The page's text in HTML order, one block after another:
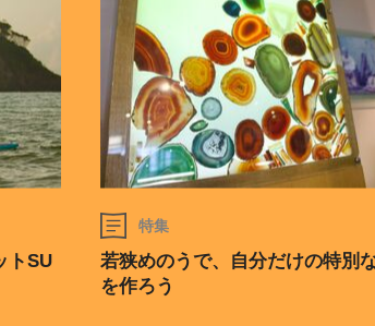
トSU
特集
若狭めのうで、自分だけの特別
を作ろう